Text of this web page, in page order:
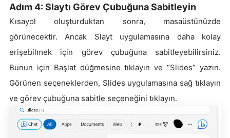
Adım 4: Slaytı Görev Çubuğuna Sabitleyin
Kısayol oluşturduktan sonra, masaüstünüzde
görünecektir. Ancak Slayt uygulamasına daha kolay
erişebilmek için görev çubuğuna sabitleyebilirsiniz.
Bunun için Başlat düğmesine tıklayın ve “Slides” yazın.
Görünen seçeneklerden, Slides uygulamasına sağ tıklayın
ve görev çubuğuna sabitle seçeneğini tıklayın.